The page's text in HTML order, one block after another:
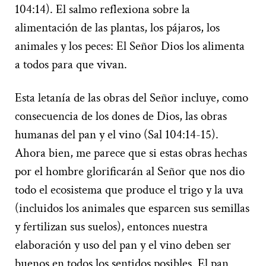
104:14). El salmo reflexiona sobre la
alimentación de las plantas, los pájaros, los
animales y los peces: El Señor Dios los alimenta
a todos para que vivan.
Esta letanía de las obras del Señor incluye, como
consecuencia de los dones de Dios, las obras
humanas del pan y el vino (Sal 104:14-15).
Ahora bien, me parece que si estas obras hechas
por el hombre glorificarán al Señor que nos dio
todo el ecosistema que produce el trigo y la uva
(incluidos los animales que esparcen sus semillas
y fertilizan sus suelos), entonces nuestra
elaboración y uso del pan y el vino deben ser